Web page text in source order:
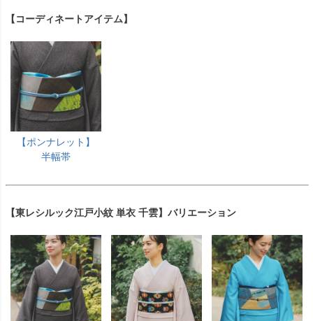
【コーディネートアイテム】
【ポンナレット】
半幅帯
【東レシルック江戸小紋 単衣 千雲】バリエーション